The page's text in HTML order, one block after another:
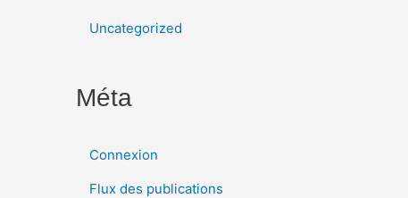
Uncategorized
Méta
Connexion
Flux des publications